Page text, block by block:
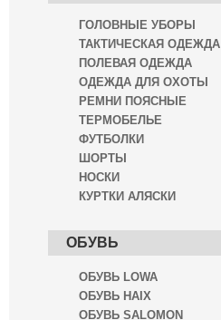
ГОЛОВНЫЕ УБОРЫ
ТАКТИЧЕСКАЯ ОДЕЖДА
ПОЛЕВАЯ ОДЕЖДА
ОДЕЖДА ДЛЯ ОХОТЫ
РЕМНИ ПОЯСНЫЕ
ТЕРМОБЕЛЬЕ
ФУТБОЛКИ
ШОРТЫ
НОСКИ
КУРТКИ АЛЯСКИ
ОБУВЬ
ОБУВЬ LOWA
ОБУВЬ HAIX
ОБУВЬ SALOMON